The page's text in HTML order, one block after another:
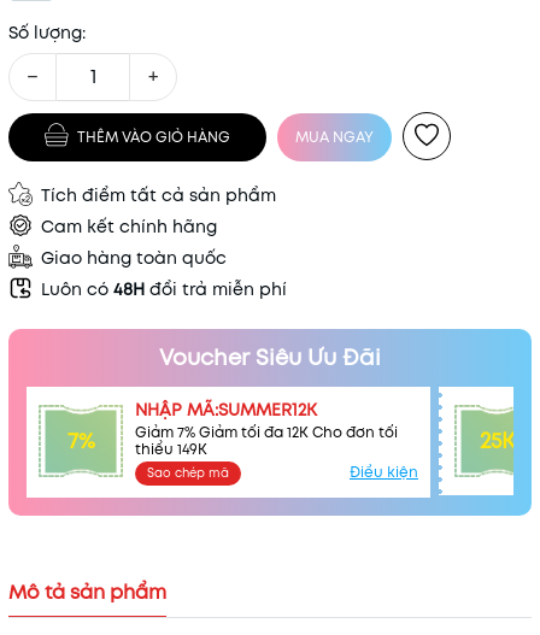
Số lượng:
− +
THÊM VÀO GIỎ HÀNG MUA NGAY
Tích điểm tất cả sản phẩm
Cam kết chính hãng
Giao hàng toàn quốc
Luôn có 48H đổi trả miễn phí
Voucher Siêu Ưu Đãi
7%
NHẬP MÃ:SUMMER12K
Giảm 7% Giảm tối đa 12K Cho đơn tối
thiểu 149K
Sao chép mã Điều kiện
25K
Điều kiện:
Mô tả sản phẩm